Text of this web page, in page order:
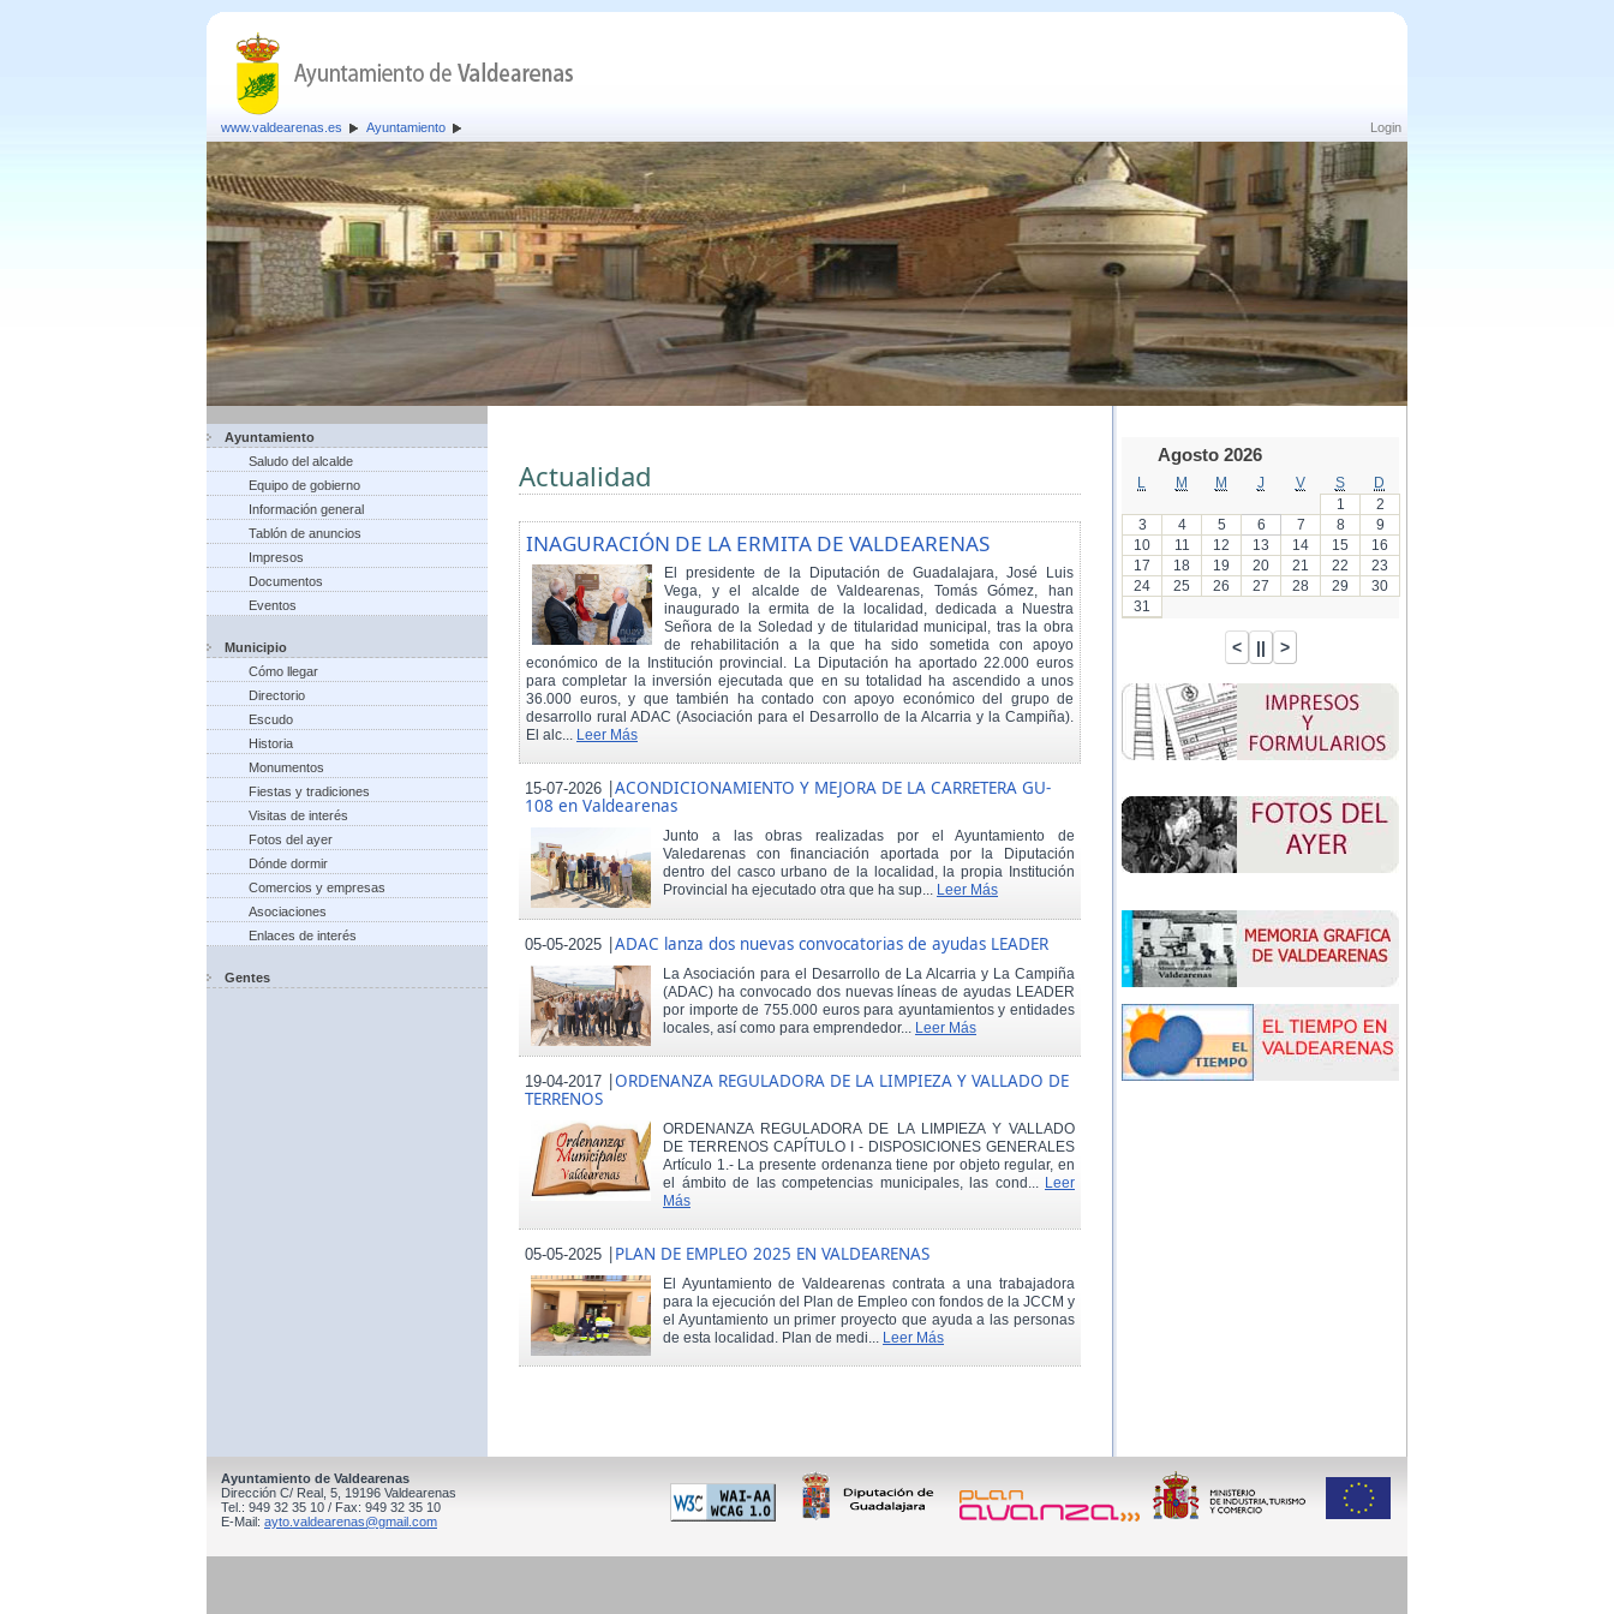
Login
www.valdearenas.es Ayuntamiento
Ayuntamiento
Saludo del alcalde
Equipo de gobierno
Información general
Tablón de anuncios
Impresos
Documentos
Eventos
Municipio
Cómo llegar
Directorio
Escudo
Historia
Monumentos
Fiestas y tradiciones
Visitas de interés
Fotos del ayer
Dónde dormir
Comercios y empresas
Asociaciones
Enlaces de interés
Gentes
Actualidad
INAGURACIÓN DE LA ERMITA DE VALDEARENAS
El presidente de la Diputación de Guadalajara, José Luis
Vega, y el alcalde de Valdearenas, Tomás Gómez, han
inaugurado la ermita de la localidad, dedicada a Nuestra
Señora de la Soledad y de titularidad municipal, tras la obra
de rehabilitación a la que ha sido sometida con apoyo
económico de la Institución provincial. La Diputación ha aportado 22.000 euros
para completar la inversión ejecutada que en su totalidad ha ascendido a unos
36.000 euros, y que también ha contado con apoyo económico del grupo de
desarrollo rural ADAC (Asociación para el Desarrollo de la Alcarria y la Campiña).
El alc... Leer Más
15-07-2026 |ACONDICIONAMIENTO Y MEJORA DE LA CARRETERA GU-
108 en Valdearenas
Junto a las obras realizadas por el Ayuntamiento de
Valedarenas con financiación aportada por la Diputación
dentro del casco urbano de la localidad, la propia Institución
Provincial ha ejecutado otra que ha sup... Leer Más
05-05-2025 |ADAC lanza dos nuevas convocatorias de ayudas LEADER
La Asociación para el Desarrollo de La Alcarria y La Campiña
(ADAC) ha convocado dos nuevas líneas de ayudas LEADER
por importe de 755.000 euros para ayuntamientos y entidades
locales, así como para emprendedor... Leer Más
19-04-2017 |ORDENANZA REGULADORA DE LA LIMPIEZA Y VALLADO DE
TERRENOS
ORDENANZA REGULADORA DE LA LIMPIEZA Y VALLADO
DE TERRENOS CAPÍTULO I - DISPOSICIONES GENERALES
Artículo 1.- La presente ordenanza tiene por objeto regular, en
el ámbito de las competencias municipales, las cond... Leer
Más
05-05-2025 |PLAN DE EMPLEO 2025 EN VALDEARENAS
El Ayuntamiento de Valdearenas contrata a una trabajadora
para la ejecución del Plan de Empleo con fondos de la JCCM y
el Ayuntamiento un primer proyecto que ayuda a las personas
de esta localidad. Plan de medi... Leer Más
Agosto 2026
M M J V S
D
1
2
3
4 5 6 7 8
9
10
11 12 13 14 15
16
17
18 19 20 21 22
23
24
25 26 27 28 29
30
31
Ayuntamiento de Valdearenas
Dirección C/ Real, 5, 19196 Valdearenas
Tel.: 949 32 35 10 / Fax: 949 32 35 10
E-Mail: ayto.valdearenas@gmail.com